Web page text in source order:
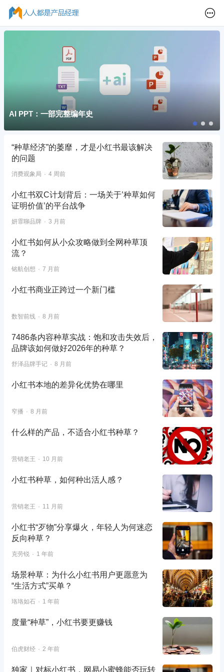
AI PPT：一部完整编年史
“种草经济”的萎靡，才是小红书最该解决
的问题
消费观象局 4 周前
小红书双C计划背后：一场关于’种草如何
证明价值’的平台战争
妍霏聊品牌 3 月前
小红书如何从小众攻略做到全网种草顶
流？
铭航创想 7 月前
小红书商业正跨过一个新门槛
数智前线 8 月前
7486条内容种草实战：饱和攻击失效后，
品牌该如何做好2026年的种草？
舒泽品牌手记 8 月前
小红书本地的差异化优势在哪里
窄播 8 月前
什么样的产品，不适合小红书种草？
营销老王 10 月前
小红书种草，如何种出活人感？
营销老王 11 月前
小红书“歹物”分享爆火，年轻人为何迷恋
反向种草？
克劳锐 1 年前
场景种草：为什么小红书用户更愿意为
“生活方式”买单？
珞珞如石 1 年前
度量“种草”，小红书要更赚钱
伯虎财经 2 年前
独家｜对标小红书，网易小蜜蜂能否玩转